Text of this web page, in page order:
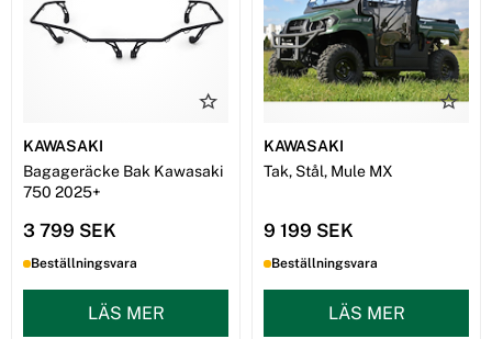
KAWASAKI
Bagageräcke Bak Kawasaki
750 2025+
3 799 SEK
Beställningsvara
LÄS MER
KAWASAKI
Tak, Stål, Mule MX
9 199 SEK
Beställningsvara
LÄS MER